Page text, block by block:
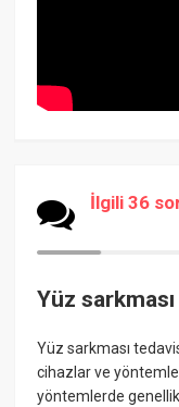
İlgili 36
Yüz
Yüz sarkması
cihazlar ve
yöntemlerde